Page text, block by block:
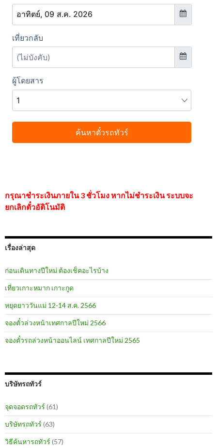
กรุณาชำระเงินภายใน 3 ชั่วโมง หากไม่ชำระเงิน ระบบจะ
ยกเลิกตั๋วอัติโนมัติ
เรื่องล่าสุด
ก่อนเดินทางปีใหม่ ต้องเช็คอะไรบ้าง
เที่ยวเกาะหมาก เกาะกูด
หยุดยาววันแม่ 12-14 ส.ค. 2566
จองตั๋วล่วงหน้าเทศกาลปีใหม่ 2566
จองตั๋วรถล่วงหน้าออนไลน์ เทศกาลปีใหม่ 2565
บริษัทรถทัวร์
จุดจอดรถทัวร์ (61)
บริษัทรถทัวร์ (63)
วิธีค้นหารถทัวร์ (57)